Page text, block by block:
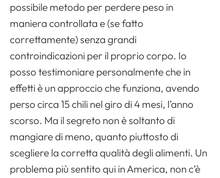
possibile metodo per perdere peso in
maniera controllata e (se fatto
correttamente) senza grandi
controindicazioni per il proprio corpo. Io
posso testimoniare personalmente che in
effetti è un approccio che funziona, avendo
perso circa 15 chili nel giro di 4 mesi, l’anno
scorso. Ma il segreto non è soltanto di
mangiare di meno, quanto piuttosto di
scegliere la corretta qualità degli alimenti. Un
problema più sentito qui in America, non c’è